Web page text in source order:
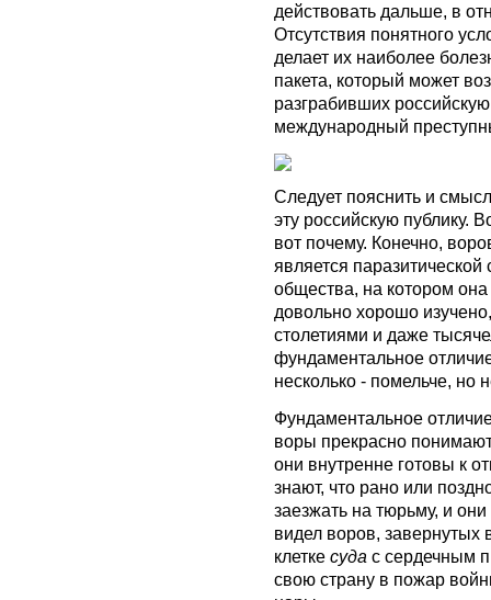
действовать дальше, в
Отсутствия понятного
делает их наиболее
пакета, который может
разграбивших
международный
Следует пояснить и
эту российскую публику.
вот почему. Конечно,
является
общества, на котором она
довольно хорошо
столетиями и даже
фундаментальное
несколько - помельче, но
Фундаментальное
воры прекрасно
они внутренне готовы к
знают, что рано или
заезжать на тюрьму, и
видел воров, завернутых
клетке суда с сердечным
свою страну в пожар